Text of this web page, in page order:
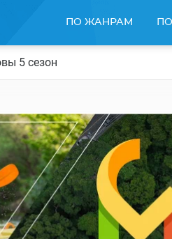
ПО ЖАНРАМ
5 сезон